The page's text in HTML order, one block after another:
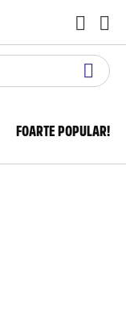
FOARTE POPULAR!